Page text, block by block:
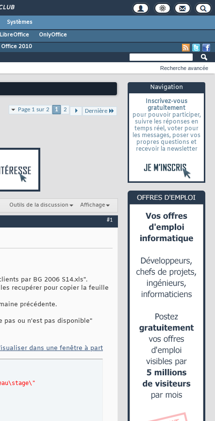
Systèmes
OnlyOffice
Office 2010
Navigation
Inscrivez-vous
gratuitement
pour pouvoir participer,
suivre les réponses en
temps réel, voter pour
les messages, poser vos
propres questions et
recevoir la newsletter
Recherche avancée
Page 1 sur 2 1 2 Dernière
Outils de la discussion Affichage
#1
par BG 2006 S14.xls".
recupérer pour copier la feuille
précédente.
pas ou n'est pas disponible"
dans une fenêtre à part